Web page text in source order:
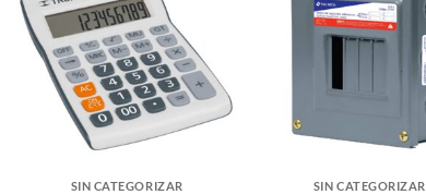
SIN CATEGORIZAR SIN CATEGORIZAR